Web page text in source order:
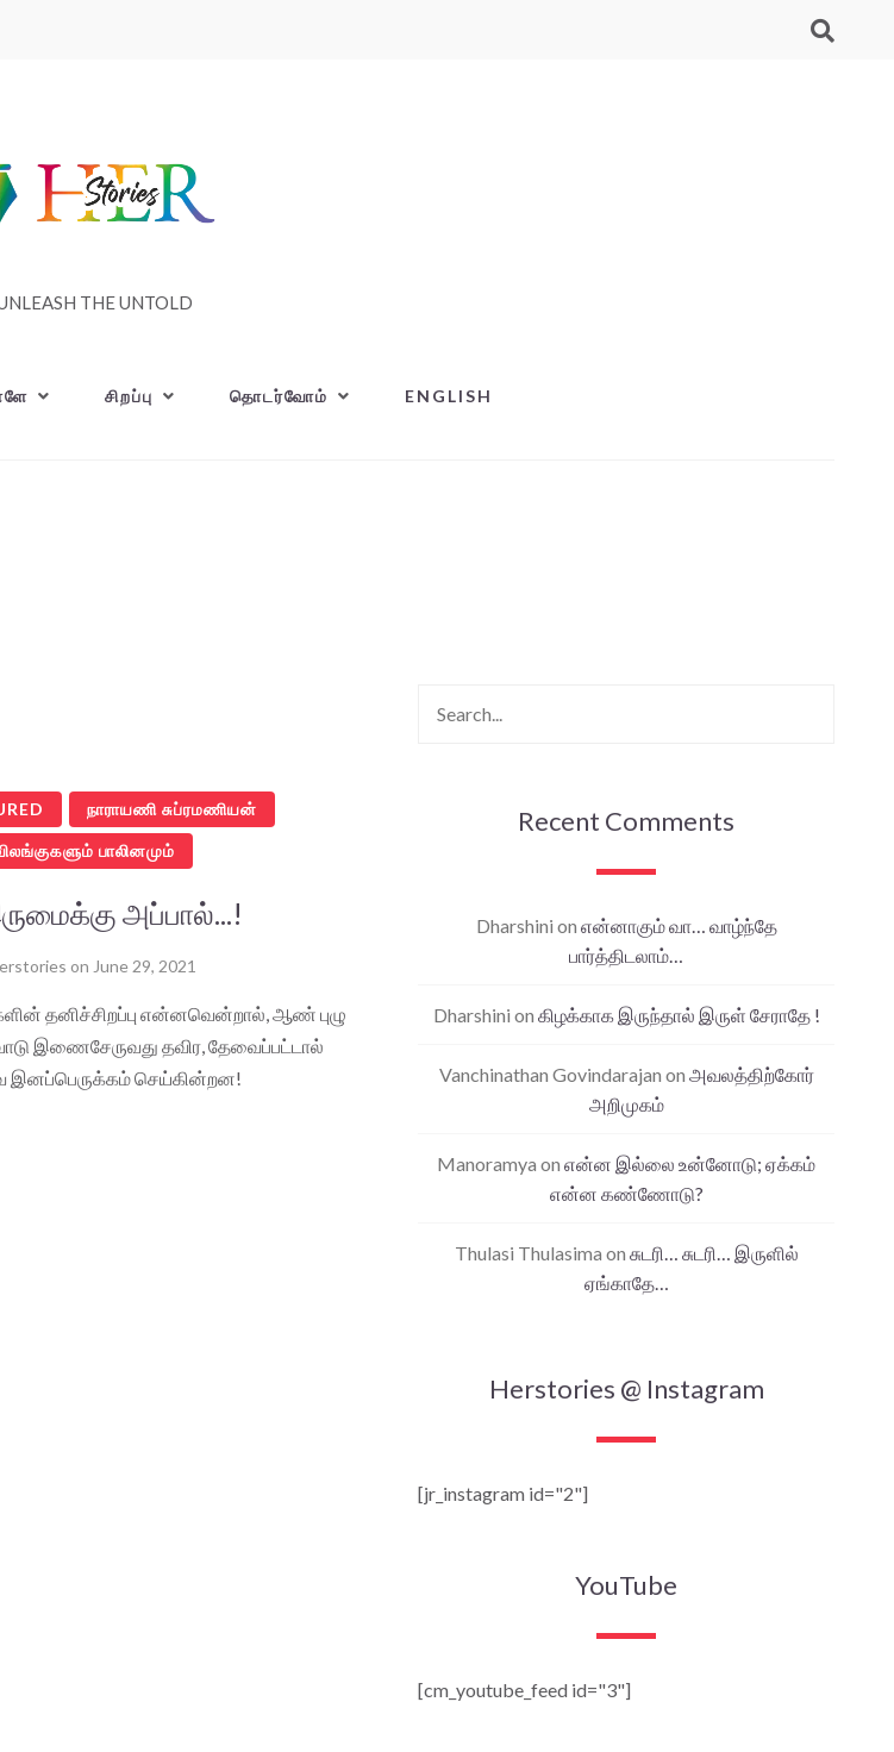
THE UNTOLD
சிறப்பு தொடர்வோம் ENGLISH
நாராயணி சுப்ரமணியன்
பாலினமும்
அப்பால்...!
on June 29, 2021
தனிச்சிறப்பு என்னவென்றால், ஆண் புழு
இணைசேருவது தவிர, தேவைப்பட்டால்
இனப்பெருக்கம் செய்கின்றன!
Recent Comments
Dharshini on என்னாகும் வா… வாழ்ந்தே
பார்த்திடலாம்…
Dharshini on கிழக்காக இருந்தால் இருள் சேராதே !
Vanchinathan Govindarajan on அவலத்திற்கோர்
அறிமுகம்
Manoramya on என்ன இல்லை உன்னோடு; ஏக்கம்
என்ன கண்ணோடு?
Thulasi Thulasima on சுடரி… சுடரி… இருளில்
ஏங்காதே…
Herstories @ Instagram
[jr_instagram id="2"]
YouTube
[cm_youtube_feed id="3"]